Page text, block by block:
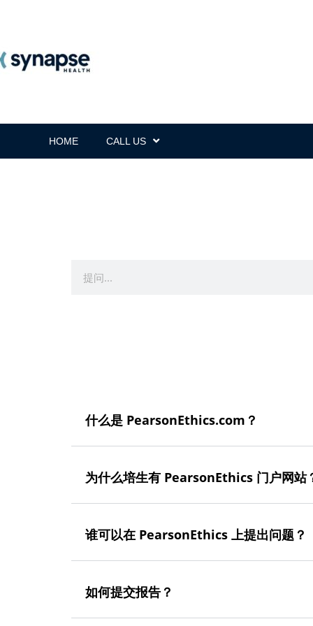
HOME CALL US
什么是 PearsonEthics.com？
为什么培生有 PearsonEthics 门户网站
谁可以在 PearsonEthics 上提出问题？
如何提交报告？